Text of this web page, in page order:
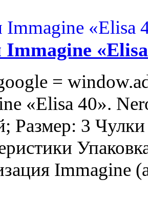
=
«Elisa 40».
Размер: 3
Immagine